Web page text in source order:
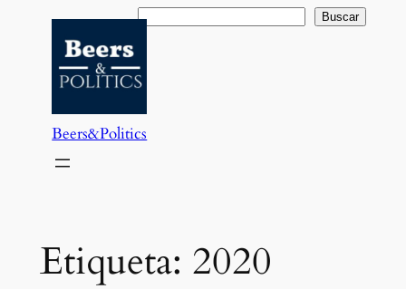
contenido
Buscar Buscar
Beers&Politics
Etiqueta: 2020